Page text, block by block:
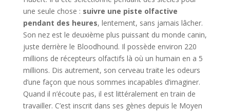
une seule chose : suivre une piste olfactive
pendant des heures, lentement, sans jamais lâcher.
Son nez est le deuxième plus puissant du monde canin,
juste derrière le Bloodhound. Il possède environ 220
millions de récepteurs olfactifs là où un humain en a 5
millions. Dis autrement, son cerveau traite les odeurs
d’une façon que nous sommes incapables d’imaginer.
Quand il n’écoute pas, il est littéralement en train de
travailler. C’est inscrit dans ses gènes depuis le Moyen